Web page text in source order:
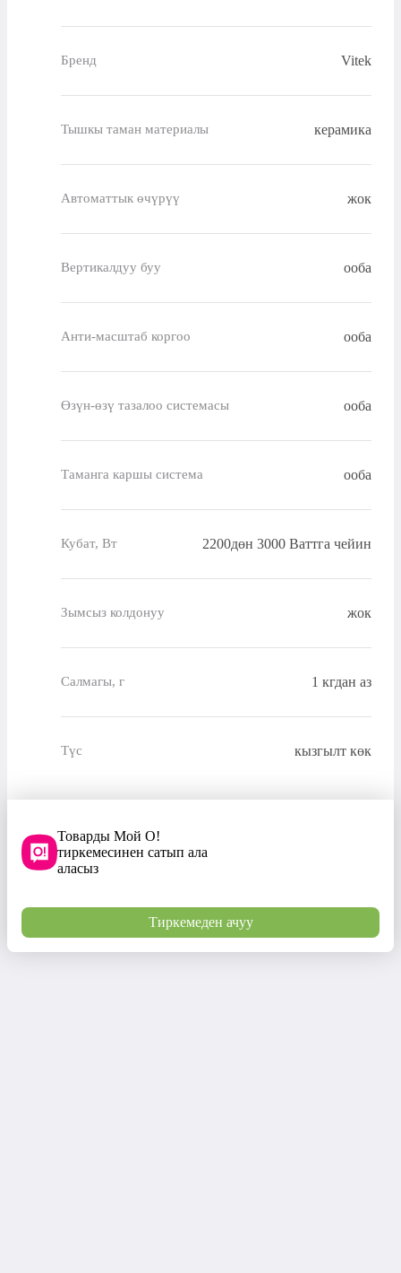
Бренд Vitek
Тышкы таман материалы керамика
Автоматтык өчүрүү жок
Вертикалдуу буу ооба
Анти-масштаб коргоо ооба
Өзүн-өзү тазалоо системасы ооба
Таманга каршы система ооба
Кубат, Вт 2200дөн 3000 Ваттга чейин
Зымсыз колдонуу жок
Салмагы, г 1 кгдан аз
Түс кызгылт көк
Товарды Мой О!
тиркемесинен сатып ала
аласыз
Тиркемеден ачуу